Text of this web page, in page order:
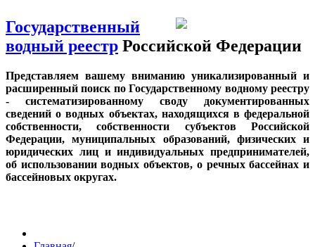
Государственный
водный реестр Российской Федерации
Представляем вашему вниманию уникализированный и
расширенный поиск по Государственному водному реестру
- систематизированному своду документированных
сведений о водных объектах, находящихся в федеральной
собственности, собственности субъектов Российской
Федерации, муниципальных образований, физических и
юридических лиц и индивидуальных предпринимателей,
об использовании водных объектов, о речных бассейнах и
бассейновых округах.